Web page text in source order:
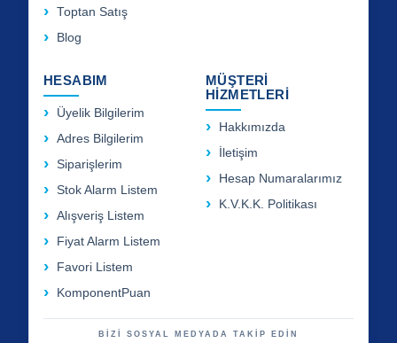
Toptan Satış
Blog
HESABIM
Üyelik Bilgilerim
Adres Bilgilerim
Siparişlerim
Stok Alarm Listem
Alışveriş Listem
Fiyat Alarm Listem
Favori Listem
KomponentPuan
MÜŞTERİ
HİZMETLERİ
Hakkımızda
İletişim
Hesap Numaralarımız
K.V.K.K. Politikası
BİZİ SOSYAL MEDYADA TAKİP EDİN